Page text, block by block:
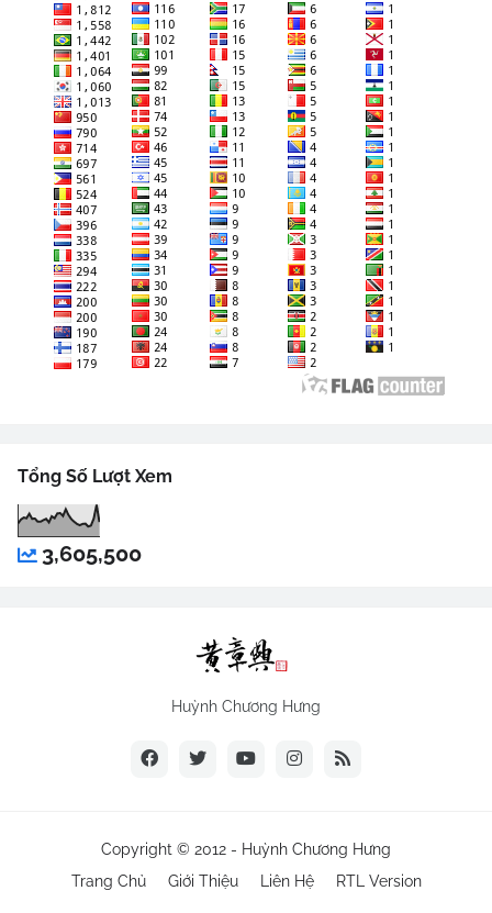
Tổng Số Lượt Xem
3,605,500
Huỳnh Chương Hưng
Copyright © 2012 - Huỳnh Chương Hưng
Trang Chủ
Giới Thiệu Liên Hệ RTL Version